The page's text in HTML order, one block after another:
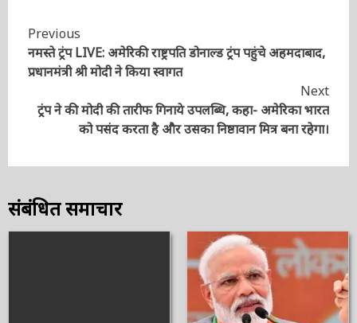
Continue
Reading
Previous
नमस्ते ट्रंप LIVE: अमेरिकी राष्ट्रपति डोनाल्ड ट्रंप पहुंचे
अहमदाबाद, प्रधानमंत्री श्री मोदी ने किया स्वागत
Next
ट्रंप ने की मोदी की तारीफ गिनाये उपलब्धि, कहा- अमेरिका
भारत को पसंद करता है और उसका निष्ठावान मित्र बना रहेगा।
संबंधित समाचार